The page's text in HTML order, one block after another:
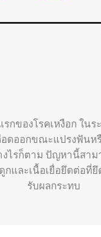
กของโรคเหงือก ใน
อดออกขณะแปรงฟัน
ไรก็ตาม ปัญหานี้สาม
กและเนื้อเยื่อยึดต่อที่
รับผลกระทบ